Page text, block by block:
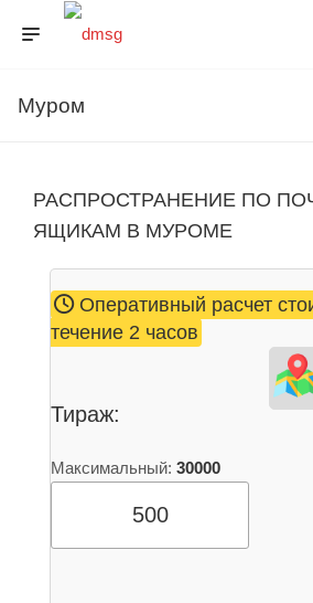
Муром
РАСПРОСТРАНЕНИЕ ПО
ЯЩИКАМ В МУРОМЕ
Оперативный расчет
течение 2 часов
Тираж:
Максимальный: 30000